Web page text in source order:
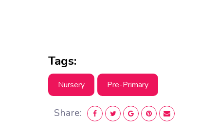
Tags:
Nursery Pre-Primary
Share: